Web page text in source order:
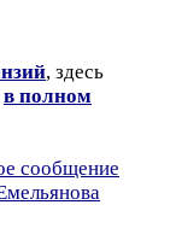
, здесь
в полном
сообщение